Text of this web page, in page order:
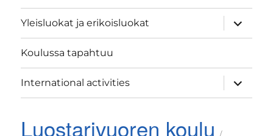
Yleisluokat ja erikoisluokat
näytä
Koulussa tapahtuu
International activities
näytä
Luostarivuoren koulu